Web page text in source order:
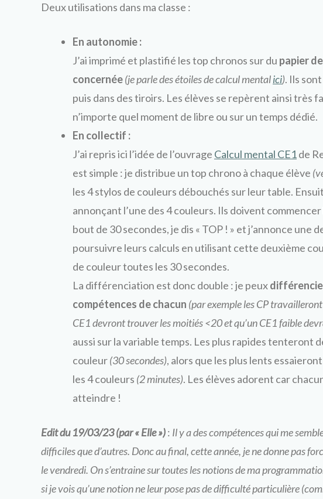
Deux utilisations dans ma classe :
En autonomie :
J’ai imprimé et plastifié les top chronos sur du papier
concernée(je parle des étoiles de calcul mentalici). Ils
puis dans des tiroirs. Les élèves se repèrent ainsi très
n’importe quel moment de libre ou sur un temps dédié.
En collectif :
J’ai repris ici l’idée de l’ouvrage Calcul mental CE1de
est simple : je distribue un top chrono à chaque élève
les 4 stylos de couleurs débouchés sur leur table.
annonçant l’une des 4 couleurs. Ils doivent
bout de 30 secondes, je dis « TOP ! » et j’annonce une
poursuivre leurs calculs en utilisant cette deuxième
de couleur toutes les 30 secondes.
La différenciation est donc double : je peux
compétences de chacun (par exemple les CP
CE1 devront trouver les moitiés <20 et qu’un CE1 faible
aussi sur la variable temps. Les plus rapides tenteront
couleur(30 secondes), alors que les plus lents
les 4 couleurs (2 minutes). Les élèves adorent car
atteindre !
Edit du 19/03/23(par « Elle »): Il y a des compétences qui me
difficiles que d’autres. Donc au final, cette année, je ne donne pas
le vendredi. On s’entraine sur toutes les notions de ma
si je vois qu’une notion ne leur pose pas de difficulté particulière